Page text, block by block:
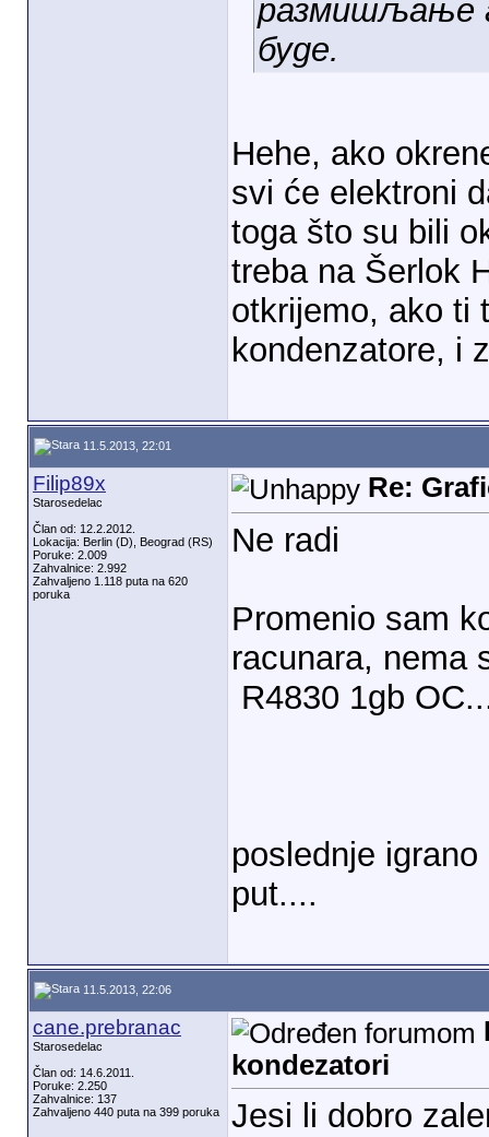
размишљање
буде.
Hehe, ako
svi će elektroni
toga što su bili
treba na Šerlok
otkrijemo, ako ti
kondenzatore, i
11.5.2013, 22:01
Filip89x
Starosedelac
Član od: 12.2.2012.
Lokacija: Berlin (D), Beograd (RS)
Poruke: 2.009
Zahvalnice: 2.992
Zahvaljeno 1.118 puta na 620
poruka
Re:
Ne radi
Promenio sam
racunara, nema
R4830 1gb
poslednje
put....
11.5.2013, 22:06
cane.prebranac
Starosedelac
Član od: 14.6.2011.
Poruke: 2.250
Zahvalnice: 137
Zahvaljeno 440 puta na 399 poruka
kondezatori
Jesi li dobro